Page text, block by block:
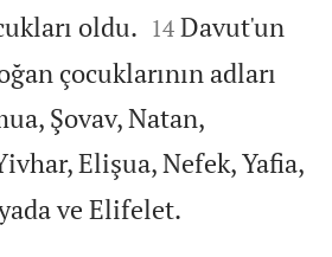
oldu. 

14 Davut'un
çocuklarının adları
Şovav, Natan,
Elişua, Nefek, Yafia,
ve Elifelet.